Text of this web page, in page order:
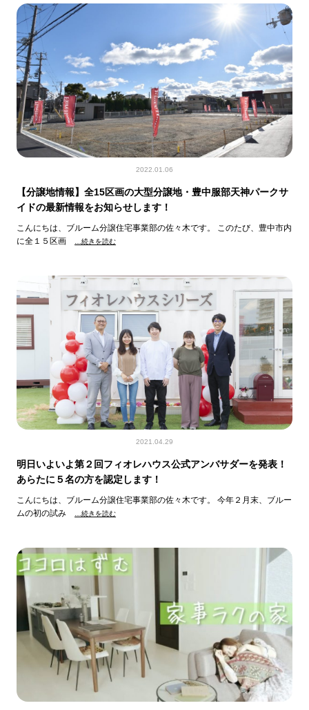
2022.01.06
【分譲地情報】全15区画の大型分譲地・豊中服部天神パークサ
イドの最新情報をお知らせします！
こんにちは、ブルーム分譲住宅事業部の佐々木です。 このたび、豊中市内
に全１５区画
…続きを読む
2021.04.29
明日いよいよ第２回フィオレハウス公式アンバサダーを発表！
あらたに５名の方を認定します！
こんにちは、ブルーム分譲住宅事業部の佐々木です。 今年２月末、ブルー
ムの初の試み
…続きを読む